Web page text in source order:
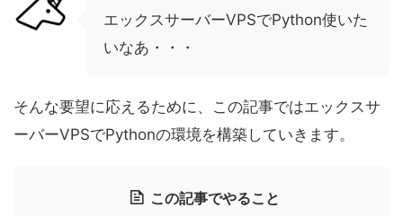
エックスサーバーVPSでPython使いた
いなあ・・・
そんな要望に応えるために、この記事ではエックスサ
ーバーVPSでPythonの環境を構築していきます。
この記事でやること